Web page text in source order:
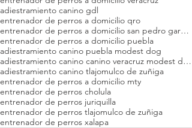
adiestramiento canino gdl
entrenador de perros a domicilio qro
entrenador de perros a domicilio san pedro garza garcia
entrenador de perros a domicilio puebla
adiestramiento canino puebla modest dog
adiestramiento canino canino veracruz modest dog
adiestramiento canino tlajomulco de zuñiga
entrenador de perros a domicilio mty
entrenador de perros cholula
entrenador de perros juriquilla
entrenador de perros tlajomulco de zuñiga
entrenador de perros xalapa